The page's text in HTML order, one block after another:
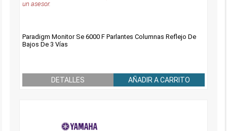
un asesor.
Paradigm Monitor Se 6000 F Parlantes Columnas Reflejo De
Bajos De 3 Vías
DETALLES AÑADIR A CARRITO